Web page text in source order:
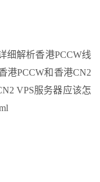
细解析香港PCCW线
港PCCW和香港CN2
VPS服务器应该怎